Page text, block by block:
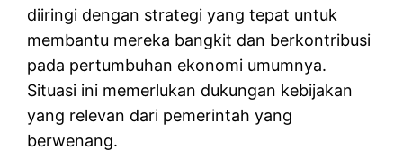
diiringi dengan strategi yang tepat untuk
membantu mereka bangkit dan berkontribusi
pada pertumbuhan ekonomi umumnya.
Situasi ini memerlukan dukungan kebijakan
yang relevan dari pemerintah yang
berwenang.